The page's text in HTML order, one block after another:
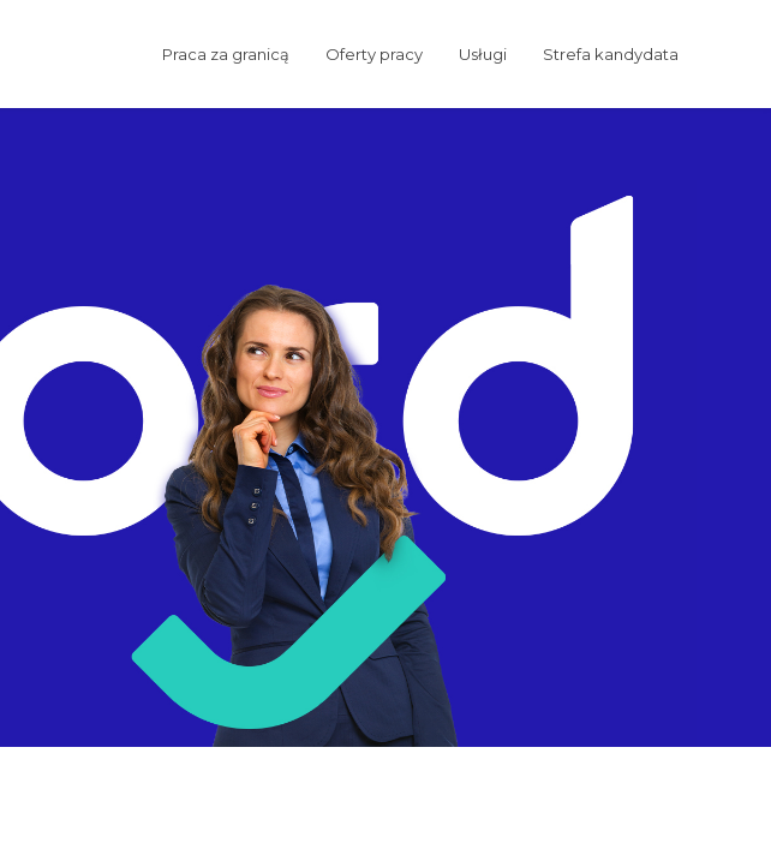
Praca za granicą Oferty pracy Usługi Strefa kandydata